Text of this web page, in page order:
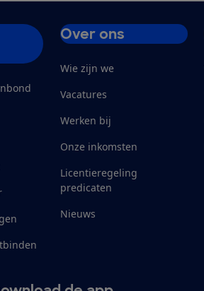
Over ons
Wie zijn we
Vacatures
Werken bij
Onze inkomsten
Licentieregeling
predicaten
Nieuws